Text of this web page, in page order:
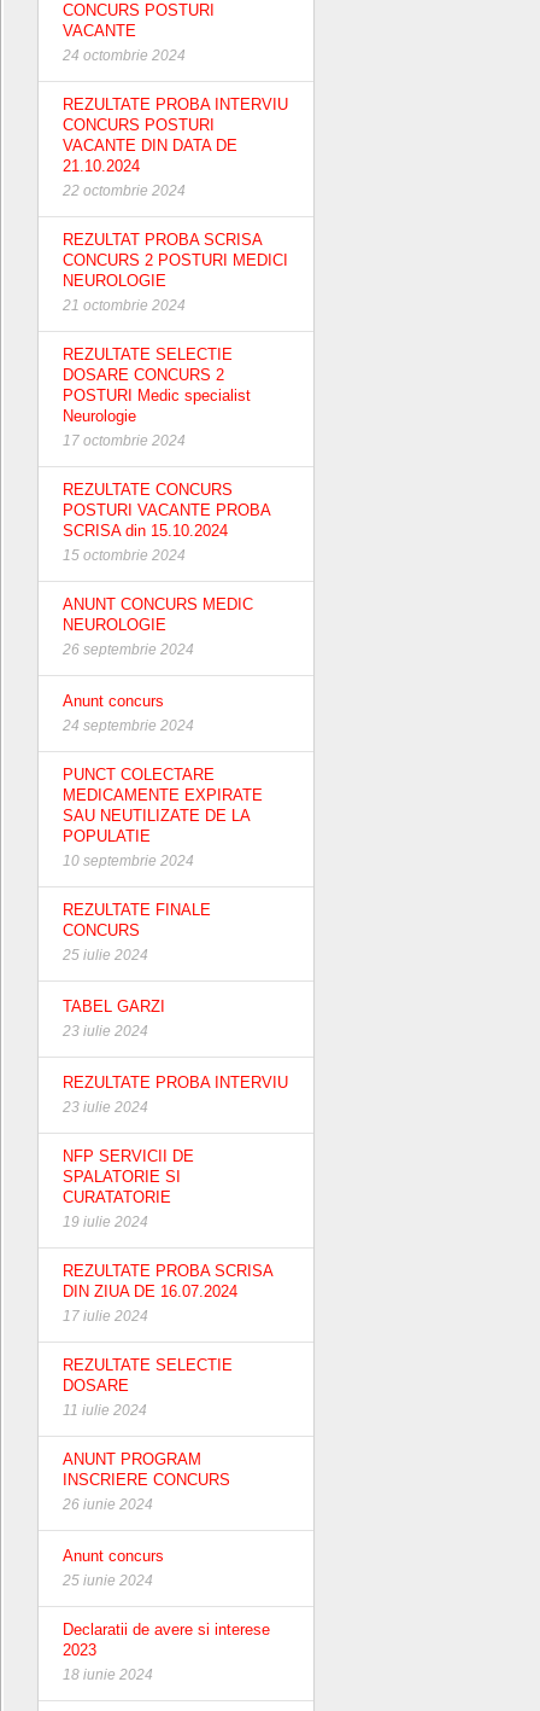
CONCURS POSTURI
VACANTE
24 octombrie 2024
REZULTATE PROBA INTERVIU
CONCURS POSTURI
VACANTE DIN DATA DE
21.10.2024
22 octombrie 2024
REZULTAT PROBA SCRISA
CONCURS 2 POSTURI MEDICI
NEUROLOGIE
21 octombrie 2024
REZULTATE SELECTIE
DOSARE CONCURS 2
POSTURI Medic specialist
Neurologie
17 octombrie 2024
REZULTATE CONCURS
POSTURI VACANTE PROBA
SCRISA din 15.10.2024
15 octombrie 2024
ANUNT CONCURS MEDIC
NEUROLOGIE
26 septembrie 2024
Anunt concurs
24 septembrie 2024
PUNCT COLECTARE
MEDICAMENTE EXPIRATE
SAU NEUTILIZATE DE LA
POPULATIE
10 septembrie 2024
REZULTATE FINALE
CONCURS
25 iulie 2024
TABEL GARZI
23 iulie 2024
REZULTATE PROBA INTERVIU
23 iulie 2024
NFP SERVICII DE
SPALATORIE SI
CURATATORIE
19 iulie 2024
REZULTATE PROBA SCRISA
DIN ZIUA DE 16.07.2024
17 iulie 2024
REZULTATE SELECTIE
DOSARE
11 iulie 2024
ANUNT PROGRAM
INSCRIERE CONCURS
26 iunie 2024
Anunt concurs
25 iunie 2024
Declaratii de avere si interese
2023
18 iunie 2024